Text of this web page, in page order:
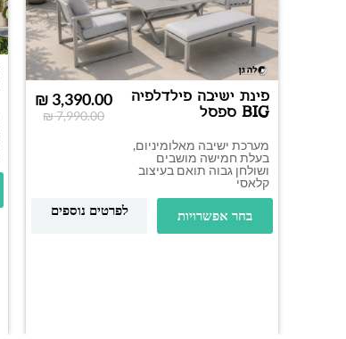
פינת ישיבה פילדלפיה
BIG ספסל
מערכת ישיבה מאלומיניום,
בעלת חמישה מושבים
ושולחן גבוה תואם בעיצוב
קלאסי
₪7,990.00
₪ 3,390.00
בחר אפשרויות לפרטים נוספים